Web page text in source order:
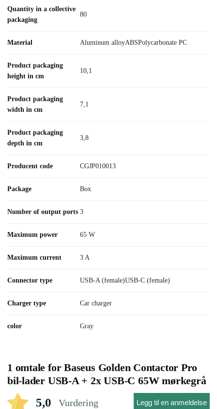
Quantity in a collective
packaging
80
Material Aluminum alloyABSPolycarbonate PC
Product packaging
height in cm
10,1
Product packaging
width in cm
7,1
Product packaging
depth in cm
3,8
Producent code CGJP010013
Package Box
Number of output ports 3
Maximum power 65 W
Maximum current 3 A
Connector type USB-A (female)USB-C (female)
Charger type Car charger
color Gray
1 omtale forBaseus Golden Contactor Pro
bil-lader USB-A + 2x USB-C 65W mørkegrå
5,0 Vurdering Legg til en anmeldelse